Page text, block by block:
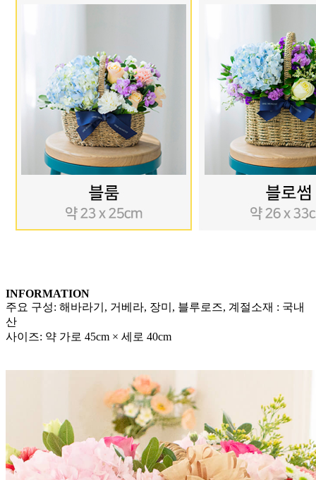
INFORMATION
주요 구성: 해바라기, 거베라, 장미, 블루로즈, 계절소재 : 국내
산
사이즈: 약 가로 45cm × 세로 40cm